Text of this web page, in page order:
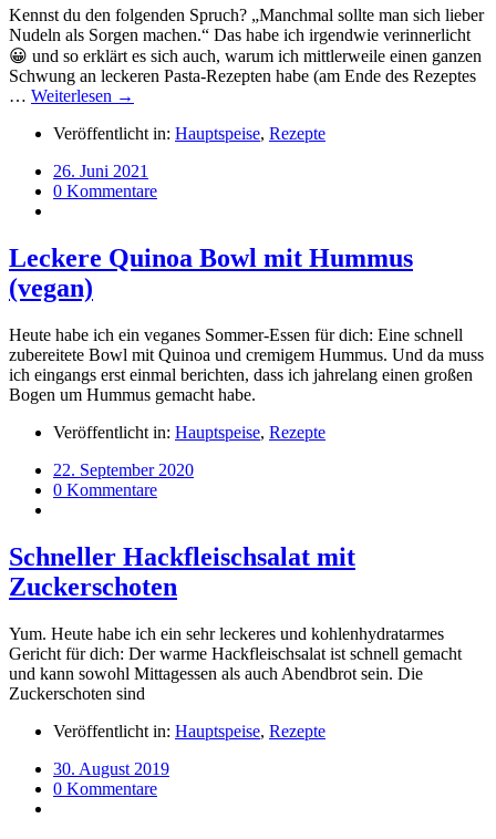
Kennst du den folgenden Spruch? „Manchmal sollte man sich lieber
Nudeln als Sorgen machen.“ Das habe ich irgendwie verinnerlicht
😀 und so erklärt es sich auch, warum ich mittlerweile einen ganzen
Schwung an leckeren Pasta-Rezepten habe (am Ende des Rezeptes
… Weiterlesen →
Veröffentlicht in: Hauptspeise, Rezepte
26. Juni 2021
0 Kommentare
Leckere Quinoa Bowl mit Hummus
(vegan)
Heute habe ich ein veganes Sommer-Essen für dich: Eine schnell
zubereitete Bowl mit Quinoa und cremigem Hummus. Und da muss
ich eingangs erst einmal berichten, dass ich jahrelang einen großen
Bogen um Hummus gemacht habe.
Veröffentlicht in: Hauptspeise, Rezepte
22. September 2020
0 Kommentare
Schneller Hackfleischsalat mit
Zuckerschoten
Yum. Heute habe ich ein sehr leckeres und kohlenhydratarmes
Gericht für dich: Der warme Hackfleischsalat ist schnell gemacht
und kann sowohl Mittagessen als auch Abendbrot sein. Die
Zuckerschoten sind
Veröffentlicht in: Hauptspeise, Rezepte
30. August 2019
0 Kommentare